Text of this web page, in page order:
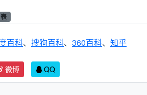
业特殊需求制定专属保洁计划
百科、 搜狗百科、 360百科、 知乎
微博 QQ